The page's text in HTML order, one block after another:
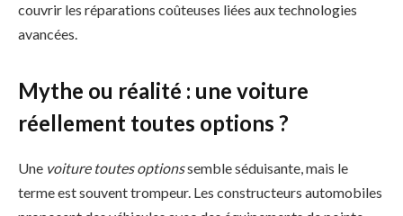
couvrir les réparations coûteuses liées aux technologies
avancées.
Mythe ou réalité : une voiture
réellement toutes options ?
Une voiture toutes optionssemble séduisante, mais le
terme est souvent trompeur. Les constructeurs automobiles